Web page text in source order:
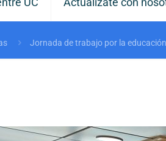
Jornada de trabajo por la